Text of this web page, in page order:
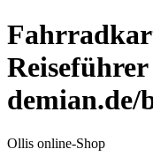
demian.de/
Ollis online-Shop